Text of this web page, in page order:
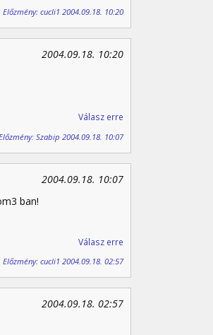
Előzmény: cucli1 2004.09.18. 10:20
2004.09.18. 10:20
Válasz erre
Szabip 2004.09.18. 10:07
2004.09.18. 10:07
ban!
Válasz erre
Előzmény: cucli1 2004.09.18. 02:57
2004.09.18. 02:57